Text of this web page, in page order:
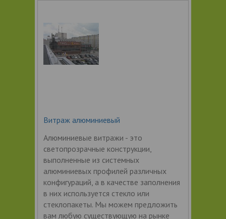
Витраж алюминиевый
Алюминиевые витражи - это
светопрозрачные конструкции,
выполненные из системных
алюминиевых профилей различных
конфигураций, а в качестве заполнения
в них используется стекло или
стеклопакеты. Мы можем предложить
вам любую существующую на рынке